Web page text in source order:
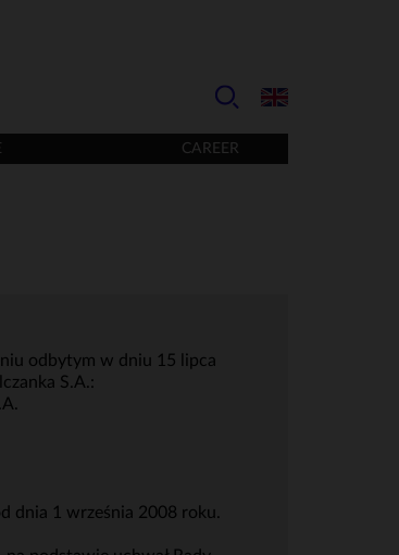
CAREER
odbytym w dniu 15 lipca
S.A.:
dnia 1 września 2008 roku.